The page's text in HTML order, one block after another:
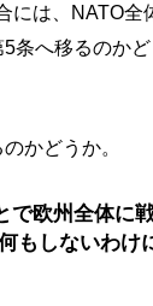
には、NATO全
条へ移るのか
かどうか。
で欧州全体に
もしないわけ